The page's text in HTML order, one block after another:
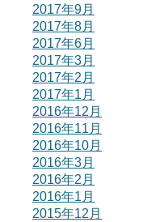
2017年9月
2017年8月
2017年6月
2017年3月
2017年2月
2017年1月
2016年12月
2016年11月
2016年10月
2016年3月
2016年2月
2016年1月
2015年12月